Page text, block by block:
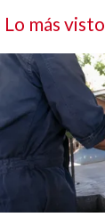
Lo más visto